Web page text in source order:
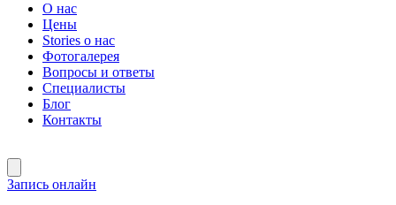
О нас
Цены
Stories о нас
Фотогалерея
Вопросы и ответы
Специалисты
Блог
Контакты
Запись онлайн